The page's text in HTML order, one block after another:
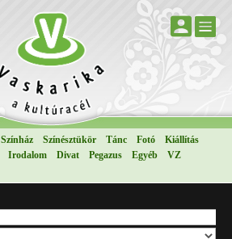
Színház Színésztükör Tánc Fotó
Kiállítás
Irodalom Divat Pegazus Egyéb
VZ